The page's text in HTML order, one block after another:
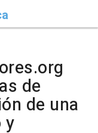
de
de una
y